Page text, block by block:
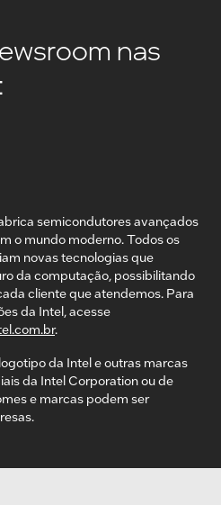
nas
semicondutores avançados
o mundo moderno. Todos os
novas tecnologias que
da computação, possibilitando
cliente que atendemos. Para
da Intel, acesse
.
da Intel e outras marcas
da Intel Corporation ou de
e marcas podem ser